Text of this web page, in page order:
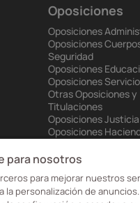
Oposiciones
Oposiciones
Oposiciones
Seguridad
Oposiciones
Oposiciones
Otras Oposiciones y
Titulaciones
Oposiciones Justicia
Oposiciones
Oposiciones Ejército
para nosotros
para mejorar nuestros
la personalización de anuncios.